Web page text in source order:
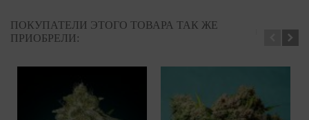
ПОКУПАТЕЛИ ЭТОГО ТОВАРА ТАК ЖЕ
ПРИОБРЕЛИ: